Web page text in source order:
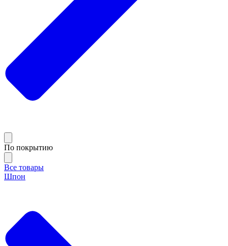
По покрытию
Все товары
Шпон